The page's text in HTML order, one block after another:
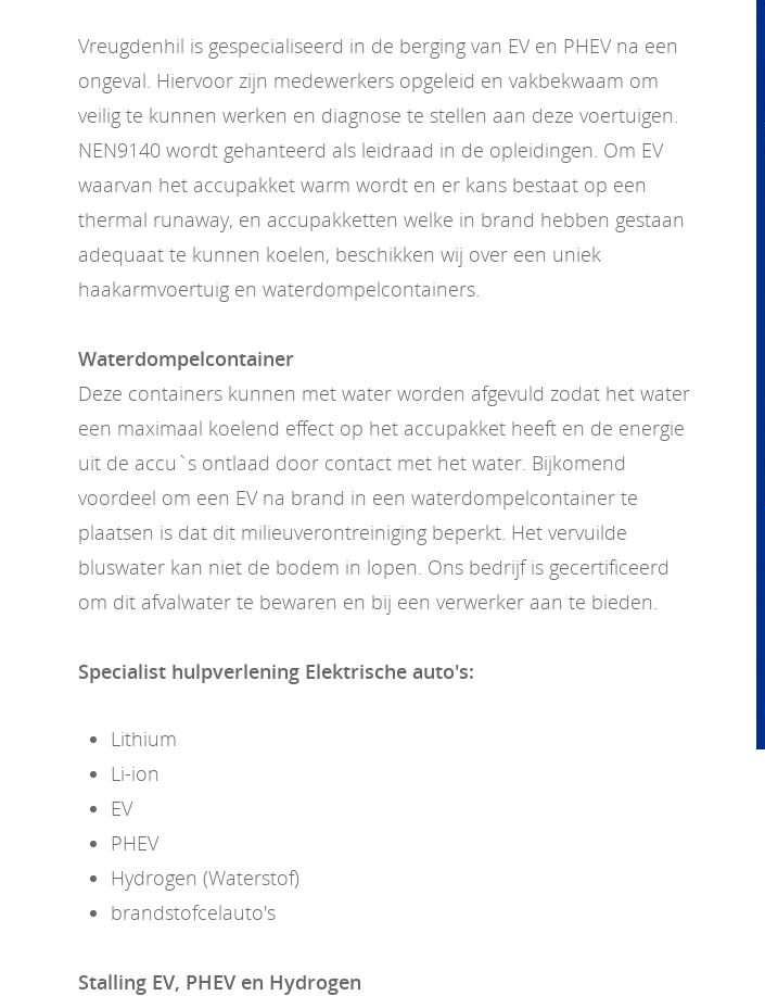
Vreugdenhil is gespecialiseerd in de berging van EV en PHEV na een
ongeval. Hiervoor zijn medewerkers opgeleid en vakbekwaam om
veilig te kunnen werken en diagnose te stellen aan deze voertuigen.
NEN9140 wordt gehanteerd als leidraad in de opleidingen. Om EV
waarvan het accupakket warm wordt en er kans bestaat op een
thermal runaway, en accupakketten welke in brand hebben gestaan
adequaat te kunnen koelen, beschikken wij over een uniek
haakarmvoertuig en waterdompelcontainers.
Waterdompelcontainer
Deze containers kunnen met water worden afgevuld zodat het water
een maximaal koelend effect op het accupakket heeft en de energie
uit de accu`s ontlaad door contact met het water. Bijkomend
voordeel om een EV na brand in een waterdompelcontainer te
plaatsen is dat dit milieuverontreiniging beperkt. Het vervuilde
bluswater kan niet de bodem in lopen. Ons bedrijf is gecertificeerd
om dit afvalwater te bewaren en bij een verwerker aan te bieden.
Specialist hulpverlening Elektrische auto's:
Lithium
Li-ion
EV
PHEV
Hydrogen (Waterstof)
brandstofcelauto's
Stalling EV, PHEV en Hydrogen